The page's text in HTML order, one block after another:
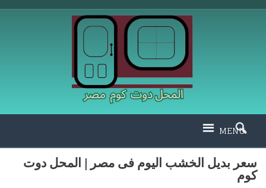
MENU
سعر بديل الخشب اليوم فى مصر | المحل دوت
كوم